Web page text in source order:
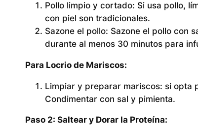
Pollo limpio y cortado: Si usa pollo,
con piel son tradicionales.
Sazone el pollo: Sazone el pollo con
durante al menos 30 minutos para
Para Locrio de Mariscos:
Limpiar y preparar mariscos: si opta
Condimentar con sal y pimienta.
Paso 2: Saltear y Dorar la Proteína: